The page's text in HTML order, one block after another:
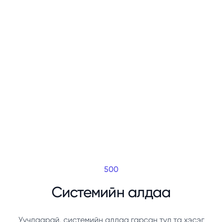
500
Системийн алдаа
Уучлаарай, системийн алдаа гарсан тул та хэсэг